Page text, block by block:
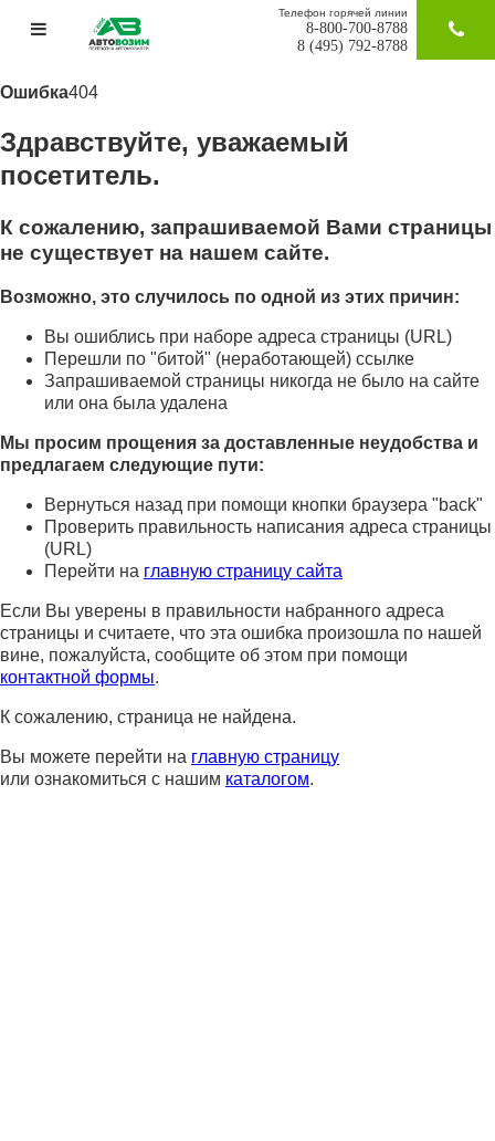
Телефон горячей линии
8-800-700-8788
8 (495) 792-8788
Ошибка404
Здравствуйте, уважаемый
посетитель.
К сожалению, запрашиваемой Вами страницы
не существует на нашем сайте.
Возможно, это случилось по одной из этих причин:
Вы ошиблись при наборе адреса страницы (URL)
Перешли по "битой" (неработающей) ссылке
Запрашиваемой страницы никогда не было на сайте
или она была удалена
Мы просим прощения за доставленные неудобства и
предлагаем следующие пути:
Вернуться назад при помощи кнопки браузера "back"
Проверить правильность написания адреса страницы
(URL)
Перейти на главную страницу сайта
Если Вы уверены в правильности набранного адреса
страницы и считаете, что эта ошибка произошла по нашей
вине, пожалуйста, сообщите об этом при помощи
контактной формы.
К сожалению, страница не найдена.
Вы можете перейти на главную страницу
или ознакомиться с нашим каталогом.